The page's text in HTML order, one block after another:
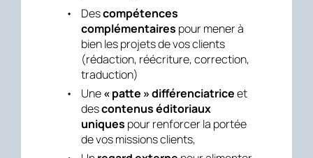
Descompétences
complémentaires pour mener à
bien les projets de vos clients
(rédaction, réécriture, correction,
traduction)
Une« patte » différenciatriceet
descontenus éditoriaux
uniques pour renforcer la portée
de vos missions clients,